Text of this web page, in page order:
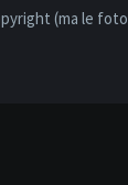
(ma le foto